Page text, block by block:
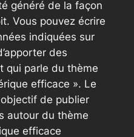
généré de la façon
Vous pouvez écrire
indiquées sur
des
qui parle du thème
efficace ». Le
de publier
autour du thème
efficace